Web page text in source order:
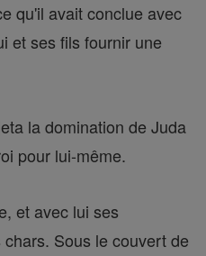
qu'il avait conclue avec
et ses fils fournir une
la domination de Juda
pour lui-même.
et avec lui ses
Sous le couvert de